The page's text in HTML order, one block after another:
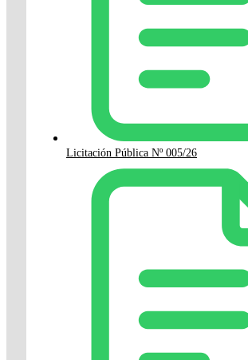
Licitación Pública Nº 005/26